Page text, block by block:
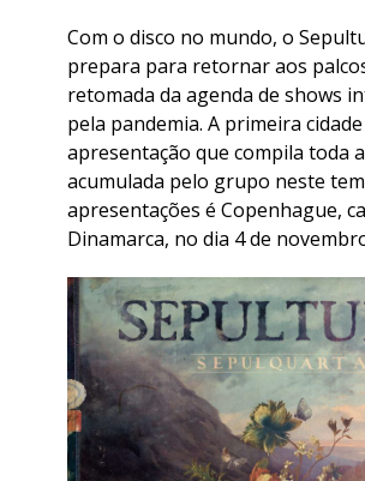
Com o disco no mundo, o
prepara para retornar aos
retomada da agenda de shows
pela pandemia. A primeira
apresentação que compila toda
acumulada pelo grupo neste
apresentações é Copenhague,
Dinamarca, no dia 4 de